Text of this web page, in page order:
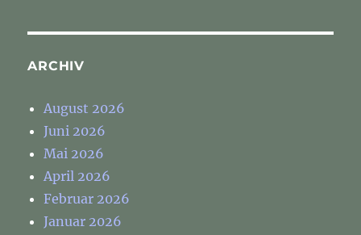
ARCHIV
August 2026
Juni 2026
Mai 2026
April 2026
Februar 2026
Januar 2026